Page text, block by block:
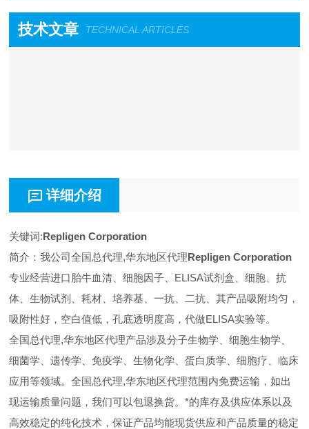
技术文章 TECHNICAL ARTICLES
详细介绍
关键词:Repligen Corporation
简介：我公司全国总代理,华东地区代理Repligen Corporation
专业经营进口胎牛血清、细胞因子、ELISA试剂盒、细胞、抗
体、生物试剂、耗材、培养基、一抗、二抗、其产品吸附均匀，
吸附性好，空白值低，孔底透明度高，代做ELISA实验等。
全国总代理,华东地区代理产品涉及分子生物学、细胞生物学、
细菌学、遗传学、免疫学、生物化学、蛋白质学、细胞疗、临床
应用等领域。全国总代理,华东地区代理范围内免费运输，如出
现运输质量问题，我们可以包退换货。*的库存及供应体系以及
高效稳定的纯化技术，保证产品均能现货供应和产品质量的稳定